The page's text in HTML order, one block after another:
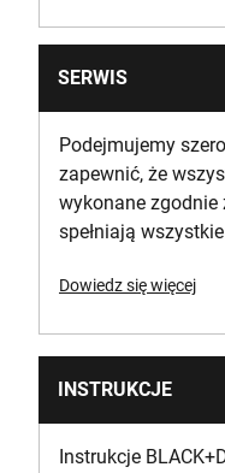
SERWIS
Podejmujemy
zapewnić, że
wykonane
spełniają
Dowiedz się więcej
INSTRUKCJE
Instrukcje